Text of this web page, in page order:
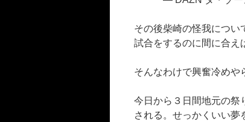
その後柴崎の怪我につい
試合をするのに間に合え
そんなわけで興奮冷めや
今日から３日間地元の祭
される。せっかくいい夢